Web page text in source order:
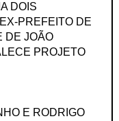
DOIS
PREFEITO DE
DE JOÃO
PROJETO
E RODRIGO